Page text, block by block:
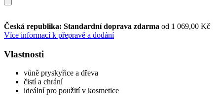
Česká republika: Standardní doprava zdarma od 1 069,00 Kč
Více informací k přepravě a dodání
Vlastnosti
vůně pryskyřice a dřeva
čistí a chrání
ideální pro použití v kosmetice